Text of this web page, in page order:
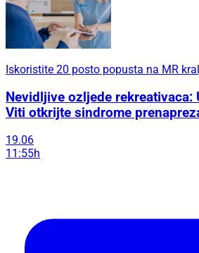
Iskoristite 20 posto popusta na MR
Nevidljive ozljede rekreativaca:
Viti otkrijte sindrome
19.06
11:55h